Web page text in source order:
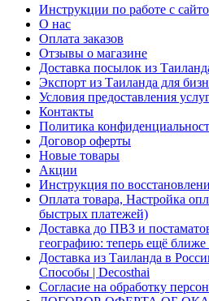
Инструкции по работе с
О нас
Оплата заказов
Отзывы о магазине
Доставка посылок из
Экспорт из Таиланда для
Условия предоставления
Контакты
Политика
Договор оферты
Новые товары
Акции
Инструкция по
Оплата товара, Настройка
быстрых платежей)
Доставка до ПВЗ и
географию: теперь ещё ближе
Доставка из Таиланда в
Способы | Decosthai
Согласие на обработку